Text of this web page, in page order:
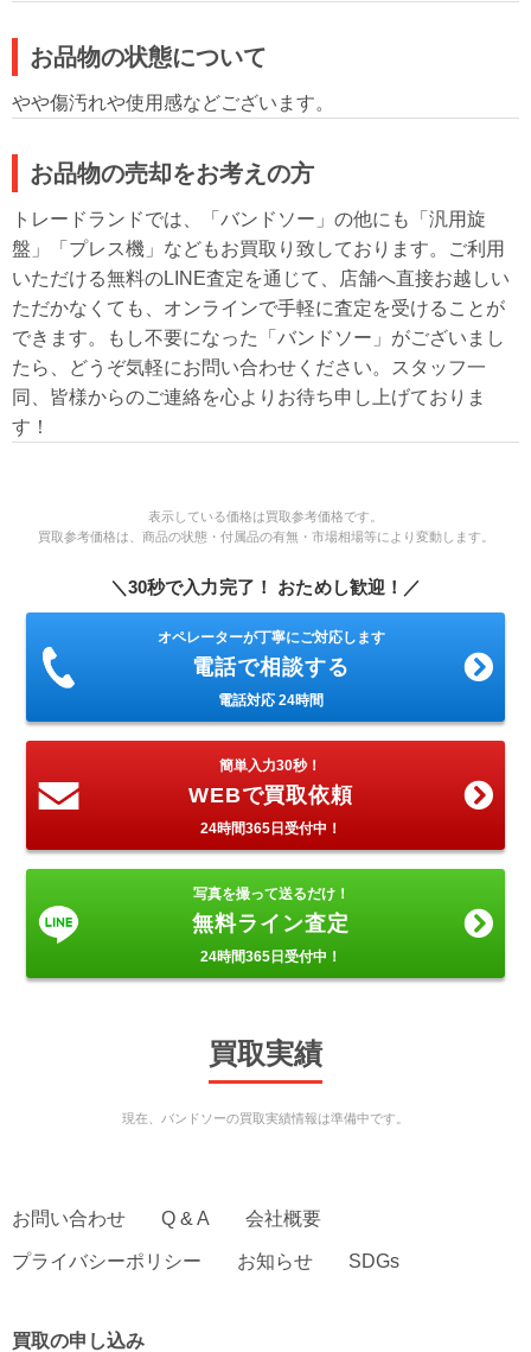
お品物の状態について
やや傷汚れや使用感などございます。
お品物の売却をお考えの方
トレードランドでは、「バンドソー」の他にも「汎用旋
盤」「プレス機」などもお買取り致しております。ご利用
いただける無料のLINE査定を通じて、店舗へ直接お越しい
ただかなくても、オンラインで手軽に査定を受けることが
できます。もし不要になった「バンドソー」がございまし
たら、どうぞ気軽にお問い合わせください。スタッフ一
同、皆様からのご連絡を心よりお待ち申し上げておりま
す！
表示している価格は買取参考価格です。
買取参考価格は、商品の状態・付属品の有無・市場相場等により変動します。
＼30秒で入力完了！ おためし歓迎！／
オペレーターが丁寧にご対応します
電話で相談する
電話対応 24時間
簡単入力30秒！
WEBで買取依頼
24時間365日受付中！
写真を撮って送るだけ！
無料ライン査定
24時間365日受付中！
買取実績
現在、バンドソーの買取実績情報は準備中です。
お問い合わせ Q & A 会社概要
プライバシーポリシー お知らせ SDGs
買取の申し込み